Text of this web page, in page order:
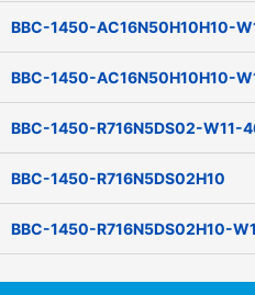
BBC-1450-AC16N50H10H10-
BBC-1450-AC16N50H10H10-
BBC-1450-R716N5DS02-W11-
BBC-1450-R716N5DS02H10
BBC-1450-R716N5DS02H10-